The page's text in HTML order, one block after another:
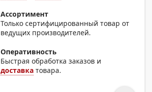
Ассортимент
Только сертифицированный товар от
ведущих производителей.
Оперативность
Быстрая обработка заказов и
доставка товара.